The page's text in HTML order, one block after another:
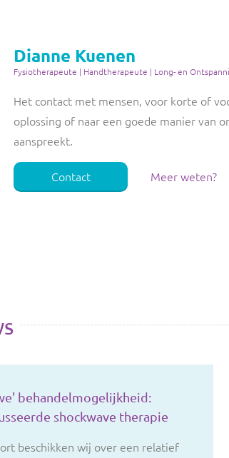
Dianne Kuenen
Fysiotherapeute | Handtherapeute | Long- en
Het contact met mensen, voor korte of
oplossing of naar een goede manier van
aanspreekt.
Contact Meer weten?
behandelmogelijkheid:
shockwave therapie
beschikken wij over een relatief